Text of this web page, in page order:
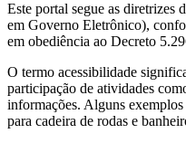
Este portal segue as
em Governo Eletrônico),
em obediência ao Decreto
O termo acessibilidade
participação de atividades
informações. Alguns exemplos
para cadeira de rodas e